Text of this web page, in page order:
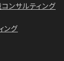
ンサルティング
ング